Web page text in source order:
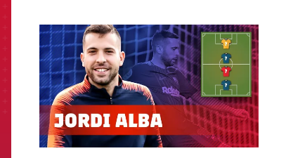
FCB Barcelona badge